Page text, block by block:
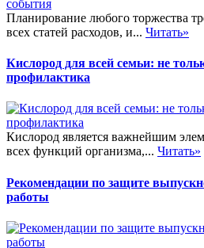
Планирование любого торжества
всех статей расходов, и... Читать»
Кислород для всей семьи: не
профилактика
Кислород является важнейшим
всех функций организма,... Читать»
Рекомендации по защите
работы